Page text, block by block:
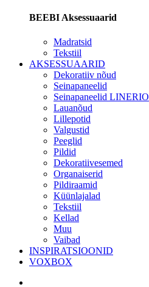
BEEBI Aksessuaarid
Madratsid
Tekstiil
AKSESSUAARID
Dekoratiiv nõud
Seinapaneelid
Seinapaneelid LINERIO
Lauanõud
Lillepotid
Valgustid
Peeglid
Pildid
Dekoratiivesemed
Organaiserid
Pildiraamid
Küünlajalad
Tekstiil
Kellad
Muu
Vaibad
INSPIRATSIOONID
VOXBOX